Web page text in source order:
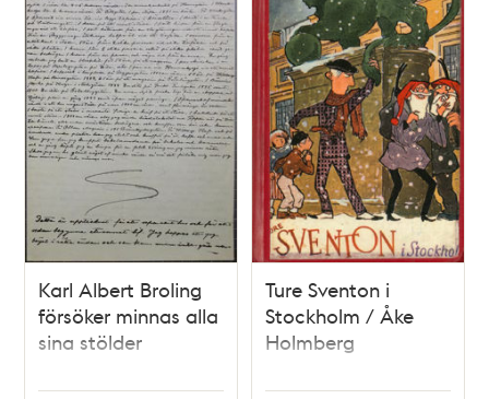
Karl Albert Broling
försöker minnas alla
sina stölder
Ture Sventon i
Stockholm / Åke
Holmberg